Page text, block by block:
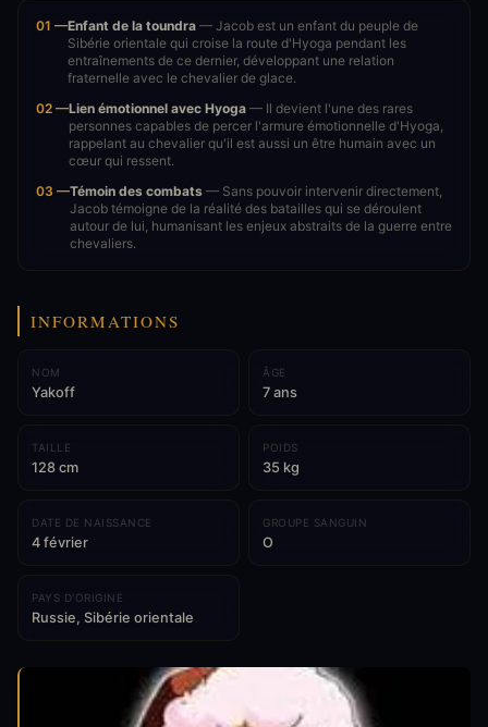
01 —Enfant de la toundra — Jacob est un enfant du peuple de
Sibérie orientale qui croise la route d'Hyoga pendant les
entraînements de ce dernier, développant une relation
fraternelle avec le chevalier de glace.
02 —Lien émotionnel avec Hyoga — Il devient l'une des rares
personnes capables de percer l'armure émotionnelle d'Hyoga,
rappelant au chevalier qu'il est aussi un être humain avec un
cœur qui ressent.
03 —Témoin des combats — Sans pouvoir intervenir directement,
Jacob témoigne de la réalité des batailles qui se déroulent
autour de lui, humanisant les enjeux abstraits de la guerre entre
chevaliers.
INFORMATIONS
NOM
Yakoff
ÂGE
7 ans
TAILLE
128 cm
POIDS
35 kg
DATE DE NAISSANCE
4 février
GROUPE SANGUIN
O
PAYS D'ORIGINE
Russie, Sibérie orientale